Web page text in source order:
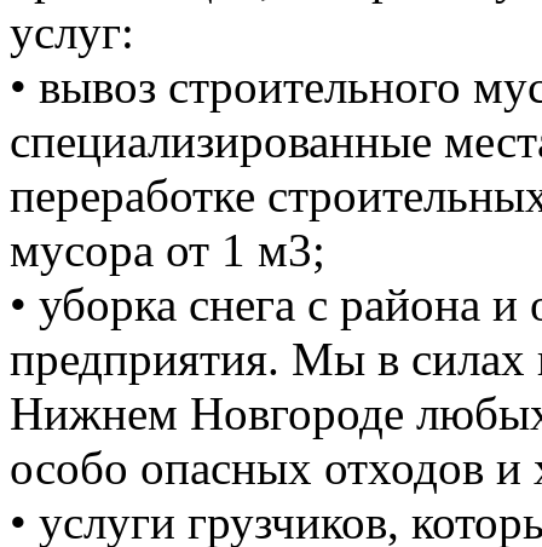
услуг:
• вывоз строительного
специализированные
переработке
мусора от 1 м3;
• уборка снега с района
предприятия. Мы в силах
Нижнем Новгороде
особо опасных отходов и
• услуги грузчиков,